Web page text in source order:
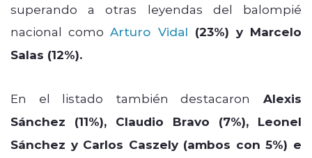
superando a otras leyendas del balompié
nacional comoArturo Vidal (23%) y Marcelo
Salas (12%).
En el listado también destacaron
Alexis
Sánchez (11%), Claudio Bravo (7%), Leonel
Sánchez y Carlos Caszely (ambos con 5%) e